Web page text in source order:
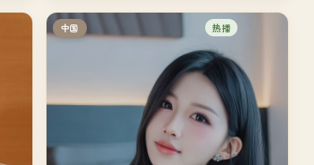
中国 热播